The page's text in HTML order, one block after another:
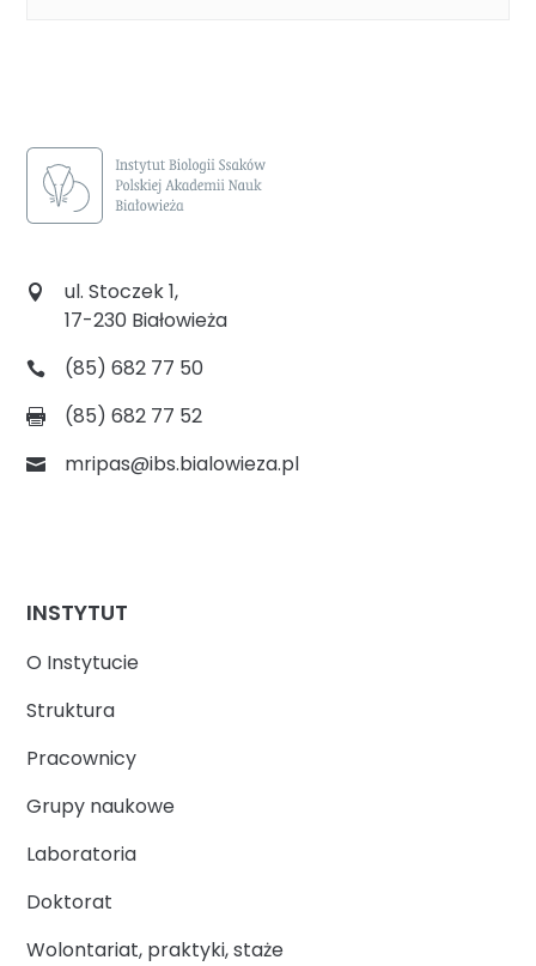
ul. Stoczek 1,
17-230 Białowieża
(85) 682 77 50
(85) 682 77 52
mripas@ibs.bialowieza.pl
INSTYTUT
O Instytucie
Struktura
Pracownicy
Grupy naukowe
Laboratoria
Doktorat
Wolontariat, praktyki, staże